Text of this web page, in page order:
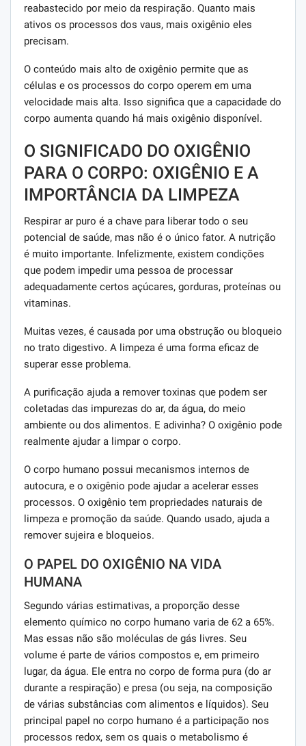
reabastecido por meio da respiração. Quanto mais
ativos os processos dos vaus, mais oxigênio eles
precisam.
O conteúdo mais alto de oxigênio permite que as
células e os processos do corpo operem em uma
velocidade mais alta. Isso significa que a capacidade do
corpo aumenta quando há mais oxigênio disponível.
O SIGNIFICADO DO OXIGÊNIO
PARA O CORPO: OXIGÊNIO E A
IMPORTÂNCIA DA LIMPEZA
Respirar ar puro é a chave para liberar todo o seu
potencial de saúde, mas não é o único fator. A nutrição
é muito importante. Infelizmente, existem condições
que podem impedir uma pessoa de processar
adequadamente certos açúcares, gorduras, proteínas ou
vitaminas.
Muitas vezes, é causada por uma obstrução ou bloqueio
no trato digestivo. A limpeza é uma forma eficaz de
superar esse problema.
A purificação ajuda a remover toxinas que podem ser
coletadas das impurezas do ar, da água, do meio
ambiente ou dos alimentos. E adivinha? O oxigênio pode
realmente ajudar a limpar o corpo.
O corpo humano possui mecanismos internos de
autocura, e o oxigênio pode ajudar a acelerar esses
processos. O oxigênio tem propriedades naturais de
limpeza e promoção da saúde. Quando usado, ajuda a
remover sujeira e bloqueios.
O PAPEL DO OXIGÊNIO NA VIDA
HUMANA
Segundo várias estimativas, a proporção desse
elemento químico no corpo humano varia de 62 a 65%.
Mas essas não são moléculas de gás livres. Seu
volume é parte de vários compostos e, em primeiro
lugar, da água. Ele entra no corpo de forma pura (do ar
durante a respiração) e presa (ou seja, na composição
de várias substâncias com alimentos e líquidos). Seu
principal papel no corpo humano é a participação nos
processos redox, sem os quais o metabolismo é